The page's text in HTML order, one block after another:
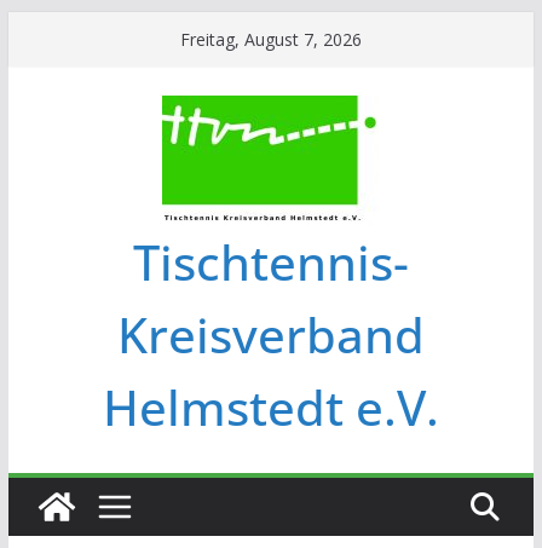
Freitag, August 7, 2026
Tischtennis-
Kreisverband
Helmstedt e.V.